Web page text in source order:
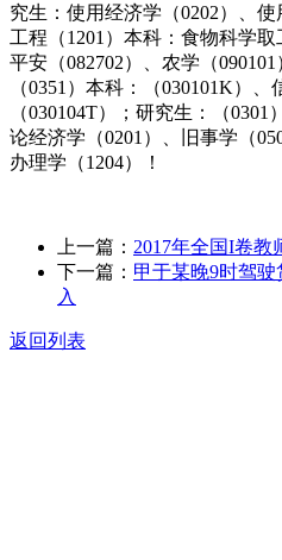
究生：使用经济学（0202）、
工程（1201）本科：食物科学
平安（082702）、农学（
（0351）本科：（030101K）
（030104T）；研究生：（
论经济学（0201）、旧事学（
办理学（1204）！
上一篇： 2017年全国I卷教
下一篇： 甲于某晚9时驾
入
返回列表